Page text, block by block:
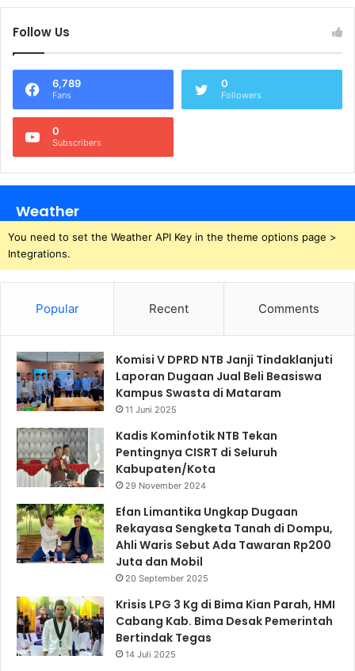
Follow Us
6,789
Fans
0
Followers
0
Subscribers
Weather
You need to set the Weather API Key in the theme options page >
Integrations.
Popular Recent Comments
Komisi V DPRD NTB Janji Tindaklanjuti
Laporan Dugaan Jual Beli Beasiswa
Kampus Swasta di Mataram
11 Juni 2025
Kadis Kominfotik NTB Tekan
Pentingnya CISRT di Seluruh
Kabupaten/Kota
29 November 2024
Efan Limantika Ungkap Dugaan
Rekayasa Sengketa Tanah di Dompu,
Ahli Waris Sebut Ada Tawaran Rp200
Juta dan Mobil
20 September 2025
Krisis LPG 3 Kg di Bima Kian Parah, HMI
Cabang Kab. Bima Desak Pemerintah
Bertindak Tegas
14 Juli 2025